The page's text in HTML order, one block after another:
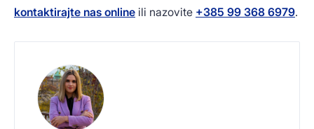
kontaktirajte nas online ili nazovite +385 99 368 6979.